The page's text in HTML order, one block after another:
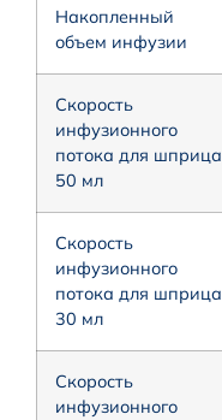
Накопленный
объем инфузии
Скорость
инфузионного
потока для шприца
50 мл
Скорость
инфузионного
потока для шприца
30 мл
Скорость
инфузионного